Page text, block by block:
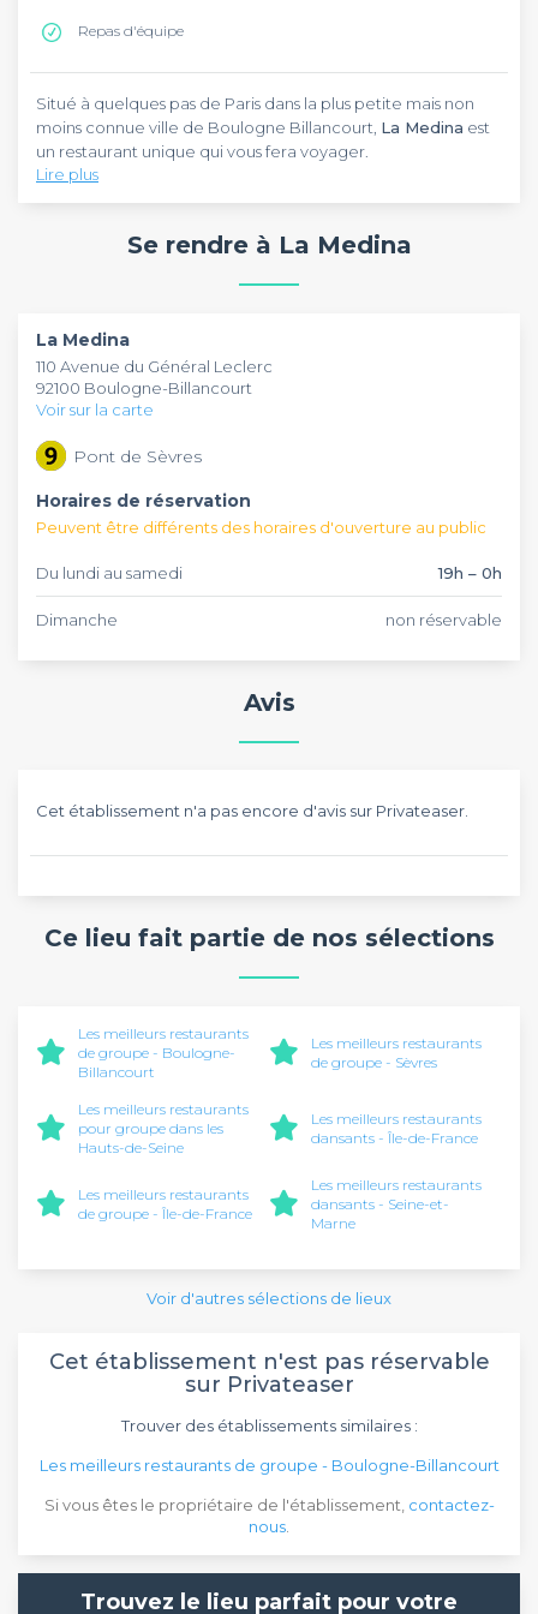
Repas d'équipe
Situé à quelques pas de Paris dans la plus petite mais non
moins connue ville de Boulogne Billancourt, La Medina est
un restaurant unique qui vous fera voyager.
Cet établissement aux spécialités culinaires marocaines. La
des tajines, couscous, ou encore des grillades authentiques
découvrir l'ambiance familiale véhiculée par ce restaurant.
Si les épices ne vous font pas peur et que vous êtes attirés
par la culture du Maroc, venez privatiser
Lire plus
Se rendre à La Medina
La Medina
110 Avenue du Général Leclerc
92100 Boulogne-Billancourt
Voir sur la carte
Pont de Sèvres
Horaires de réservation
Peuvent être différents des horaires d'ouverture au public
Du lundi au samedi 19h – 0h
Dimanche non réservable
Avis
Cet établissement n'a pas encore d'avis sur Privateaser.
Ce lieu fait partie de nos sélections
Les meilleurs restaurants
de groupe - Boulogne-
Billancourt
Les meilleurs restaurants
de groupe - Sèvres
Les meilleurs restaurants
pour groupe dans les
Hauts-de-Seine
Les meilleurs restaurants
dansants - Île-de-France
Les meilleurs restaurants
de groupe - Île-de-France
Les meilleurs restaurants
dansants - Seine-et-
Marne
Voir d'autres sélections de lieux
Cet établissement n'est pas réservable
sur Privateaser
Trouver des établissements similaires :
Les meilleurs restaurants de groupe - Boulogne-Billancourt
Si vous êtes le propriétaire de l'établissement, contactez-
nous
Trouvez le lieu parfait pour votre